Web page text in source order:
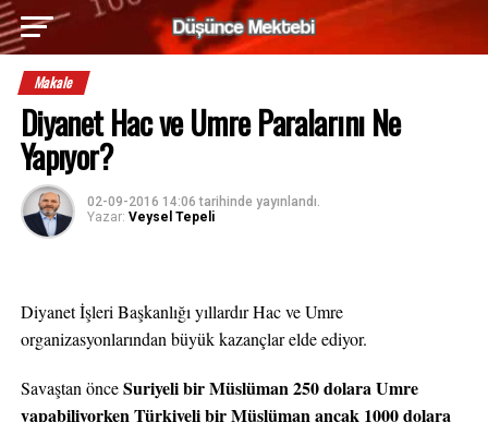
Makale
Diyanet Hac ve Umre Paralarını Ne
Yapıyor?
02-09-2016 14:06 tarihinde yayınlandı.
Yazar: Veysel Tepeli
Diyanet İşleri Başkanlığı yıllardır Hac ve Umre
organizasyonlarından büyük kazançlar elde ediyor.
Savaştan önceSuriyeli bir Müslüman 250 dolara Umre
yapabiliyorkenTürkiyeli bir Müslüman ancak 1000 dolara